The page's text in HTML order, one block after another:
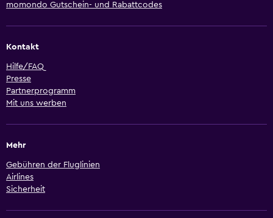
momondo Gutschein- und Rabattcodes
Kontakt
Hilfe/FAQ
Presse
Partnerprogramm
Mit uns werben
Mehr
Gebühren der Fluglinien
Airlines
Sicherheit